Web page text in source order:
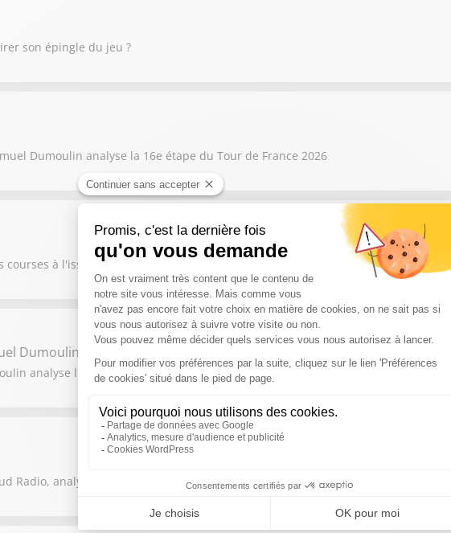
son épingle du jeu ?
Dumoulin analyse la 16e étape du Tour de France 2026
courses à l'issue de cette deuxième semaine et la chute de Jonas Vingegaard.
Dumoulin
analyse l'étape du jour qui est la plus longue du tour
Radio, analyse l'étape du jour de 179 km entre Nevers Magny-Cours et Chalon-